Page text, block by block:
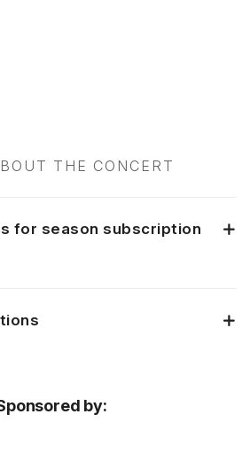
THE CONCERT
for season subscription
by: